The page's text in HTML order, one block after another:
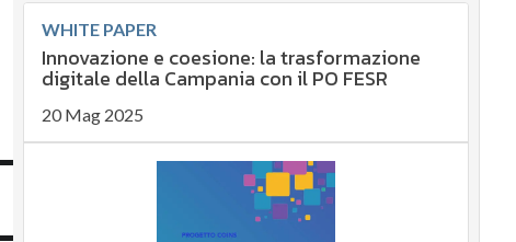
Ultimi articoli
WHITE PAPER
Innovazione e coesione: la trasformazione
digitale della Campania con il PO FESR
20 Mag 2025